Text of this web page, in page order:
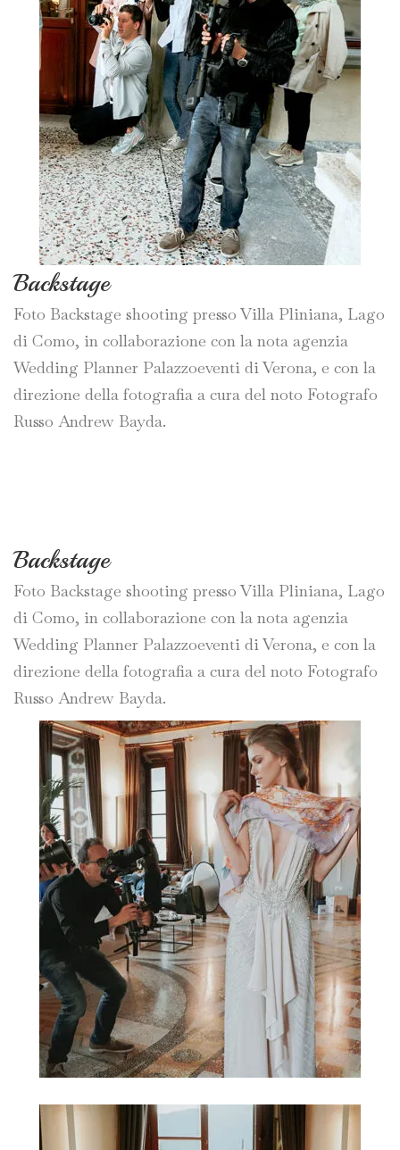
Backstage
Foto Backstage shooting presso Villa Pliniana, Lago
di Como, in collaborazione con la nota agenzia
Wedding Planner Palazzoeventi di Verona, e con la
direzione della fotografia a cura del noto Fotografo
Russo Andrew Bayda.
Backstage
Foto Backstage shooting presso Villa Pliniana, Lago
di Como, in collaborazione con la nota agenzia
Wedding Planner Palazzoeventi di Verona, e con la
direzione della fotografia a cura del noto Fotografo
Russo Andrew Bayda.